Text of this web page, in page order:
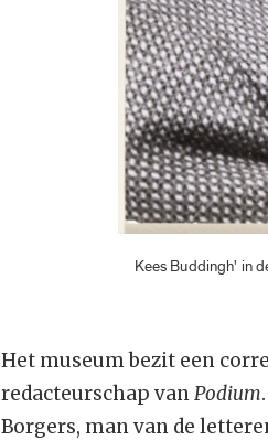
Kees Buddingh' in
Het museum bezit een
redacteurschap vanPodium
Borgers, man van de